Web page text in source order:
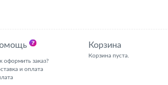
оформить заказ?
и оплата
Корзина
Корзина пуста.